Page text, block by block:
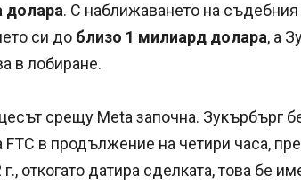
долара. С наближаването на
си до близо 1 милиард долара, а
в лобиране.
срещу Meta започна. Зукърбърг
в продължение на четири часа,
откогато датира сделката, това бе